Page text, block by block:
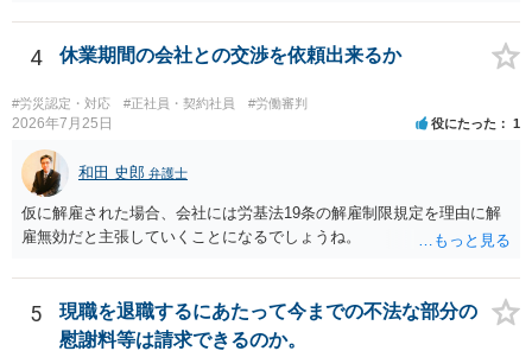
期間満了による退職は、業務労災への適用はありませんので、ご安心
ください。 仮に会社が打切り補償をせずに解雇した場合は、不当解雇
に、受け取れる金銭はありますでしょうか？ 業務労災の場合は、会社
の安全配慮義務違反が認められると解されますので、会社の損害賠償
責任（治療費、通院慰謝料、入院費、入院慰謝料、後遺障害慰謝料、
逸失利益等）が認められる可能性が高いと思われます。 また、業務労
災での第三者行為傷害（同僚の不注意等による事故）の場合は、当該
第三者の賠償責任も考えられます。 労災で支払われた分は、損害額か
ら控除（損益相殺）されますが、それを超えた部分は、会社もしく
が・・・）。極めて専門的な話ですので、詳細もしくは対応を最寄り
の弁護士にご相談ください。 以上、ご参考まで。
4 休業期間の会社との交渉を依頼出来るか
#労災認定・対応 #正社員・契約社員 #労働審判
2026年7月25日 役にたった 1
和田 史郎 弁護士
仮に解雇された場合、会社には労基法19条の解雇制限規定を理由に解
雇無効だと主張していくことになるでしょうね。
5
現職を退職するにあたって今までの不法な部分の
慰謝料等は請求できるのか。